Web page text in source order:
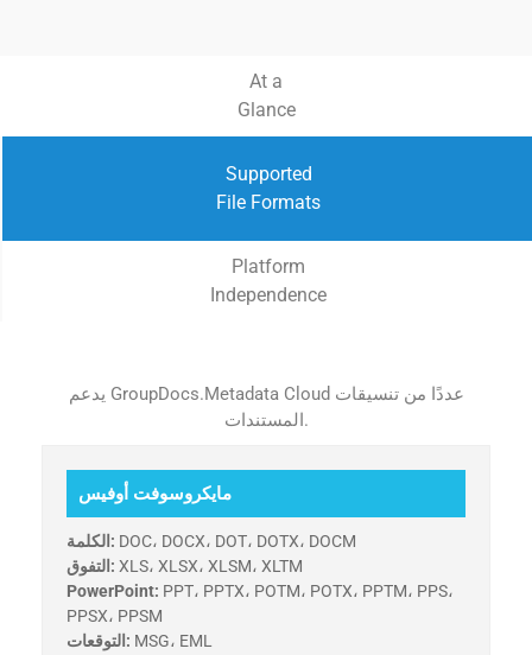
At a
Glance
Supported
File Formats
Platform
Independence
يدعم GroupDocs.Metadata Cloud عددًا من تنسيقات
المستندات.
مايكروسوفت أوفيس
الكلمة: DOC، DOCX، DOT، DOTX، DOCM
التفوق: XLS، XLSX، XLSM، XLTM
PowerPoint: PPT، PPTX، POTM، POTX، PPTM، PPS،
PPSX، PPSM
التوقعات: MSG، EML